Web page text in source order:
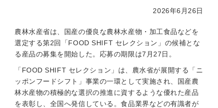
2026年6月26日
農林水産省は、国産の優良な農林水産物・加工食品などを
選定する第2回「FOOD SHIFT セレクション」の候補とな
る産品の募集を開始した。応募の期限は7月27日。
「FOOD SHIFT セレクション」は、農水省が展開する「ニ
ッポンフードシフト」事業の一環として実施され、国産農
林水産物の積極的な選択の推進に資するような優れた産品
を表彰し、全国へ発信している。食品業界などの有識者が